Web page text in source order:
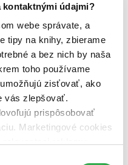
kontaktnými údajmi?
webe správate, a
tipy na knihy, zbierame
a bez nich by naša
toho používame
zisťovať, ako
vás zlepšovať.
prispôsobovať
Marketingové cookies
(0 titulov)
dostupná (bez
čítaná - výborný stav
(0 titulov)čítaná - mierne